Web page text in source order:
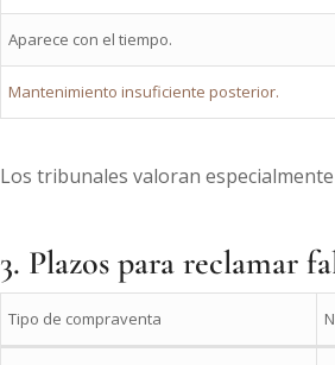
Aparece con el tiempo.
Mantenimiento insuficiente posterior.
Los tribunales valoran especialmente
3. Plazos para reclamar
Tipo de compraventa